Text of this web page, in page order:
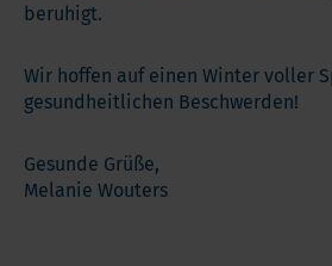
beruhigt.
Wir hoffen auf einen Winter voller
gesundheitlichen Beschwerden!
Gesunde Grüße,
Melanie Wouters